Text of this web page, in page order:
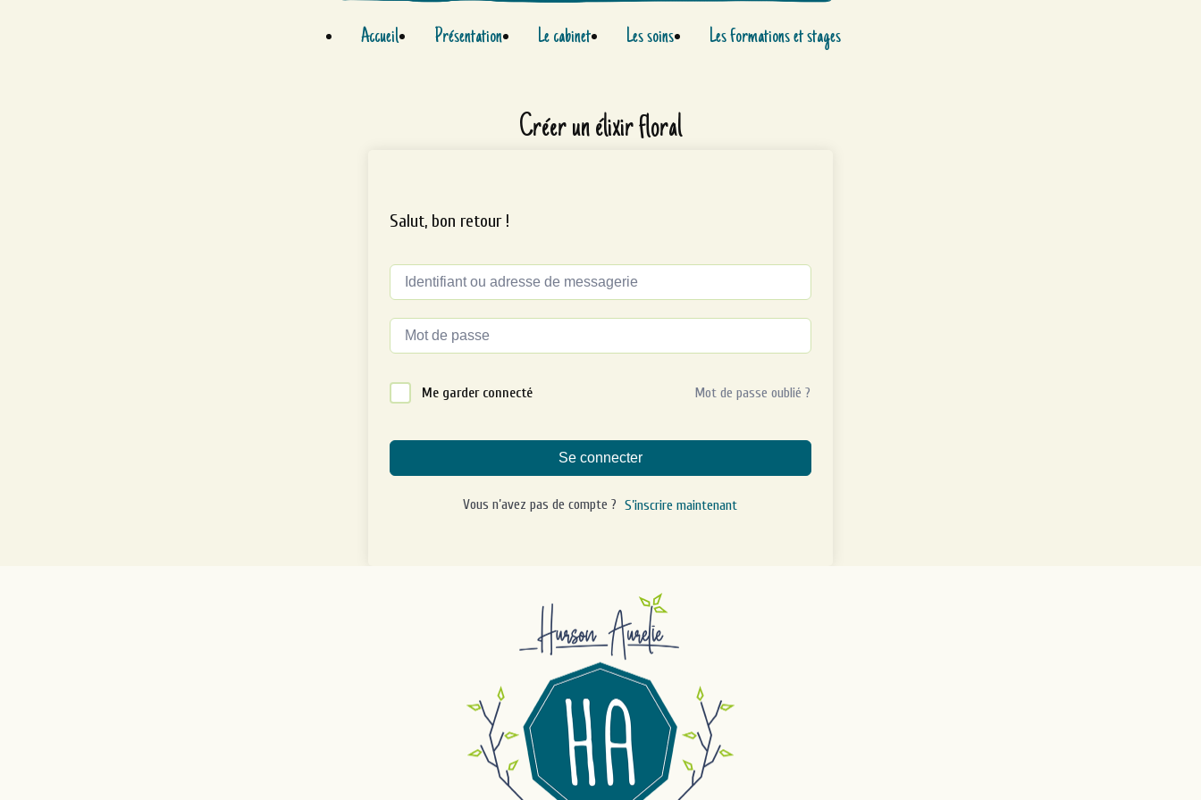
Accueil Présentation Le cabinet Les soins Les formations et stages
Créer un élixir floral
Salut, bon retour !
Alternative:Me garder connecté Mot de passe oublié ?
Se connecter
Vous n’avez pas de compte ? S’inscrire maintenant